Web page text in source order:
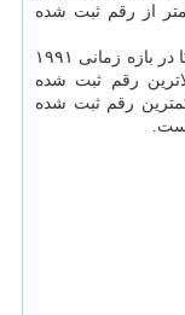
شده كه ۰.۳ درصد كمتر از رقم ثبت شده
متوسط افزایش ماهانه قیمت مسكن در آمریكا در بازه زمانی ۱۹۹۱
كه بالاترین رقم ثبت شده
رشد ۱.۲ درصدی ژانویه ۲۰۰۰ و كمترین رقم ثبت شده